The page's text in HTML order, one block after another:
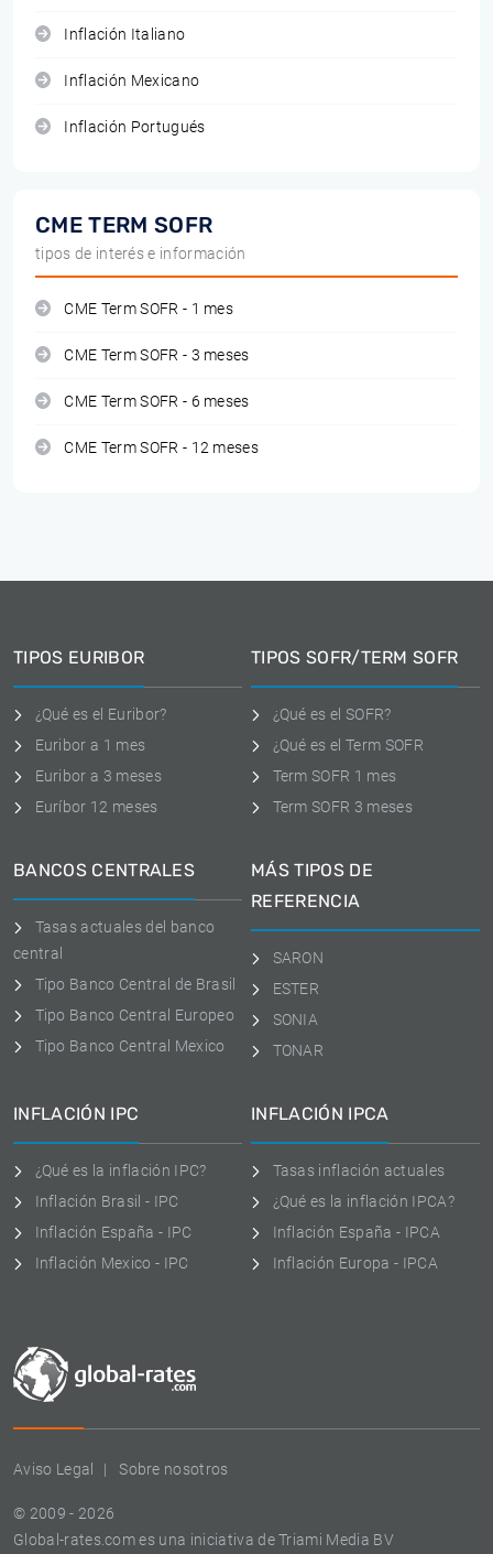
Inflación Italiano
Inflación Mexicano
Inflación Portugués
CME TERM SOFR
tipos de interés e información
CME Term SOFR - 1 mes
CME Term SOFR - 3 meses
CME Term SOFR - 6 meses
CME Term SOFR - 12 meses
Aviso Legal Sobre nosotros
© 2009 - 2026
Global-rates.com es una iniciativa de Triami Media BV
TIPOS EURIBOR
¿Qué es el Euribor?
Euribor a 1 mes
Euribor a 3 meses
Euríbor 12 meses
TIPOS SOFR/TERM SOFR
¿Qué es el SOFR?
¿Qué es el Term SOFR
Term SOFR 1 mes
Term SOFR 3 meses
BANCOS CENTRALES
Tasas actuales del banco
central
Tipo Banco Central de Brasil
Tipo Banco Central Europeo
Tipo Banco Central Mexico
MÁS TIPOS DE
REFERENCIA
SARON
ESTER
SONIA
TONAR
INFLACIÓN IPC
¿Qué es la inflación IPC?
Inflación Brasil - IPC
Inflación España - IPC
Inflación Mexico - IPC
INFLACIÓN IPCA
Tasas inflación actuales
¿Qué es la inflación IPCA?
Inflación España - IPCA
Inflación Europa - IPCA